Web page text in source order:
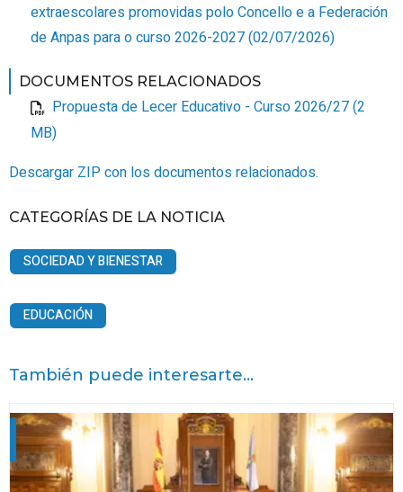
extraescolares promovidas polo Concello e a Federación
de Anpas para o curso 2026-2027(02/07/2026)
DOCUMENTOS RELACIONADOS
Propuesta de Lecer Educativo - Curso 2026/27 (2
MB)
Descargar ZIP con los documentos relacionados.
CATEGORÍAS DE LA NOTICIA
SOCIEDAD Y BIENESTAR
EDUCACIÓN
También puede interesarte...